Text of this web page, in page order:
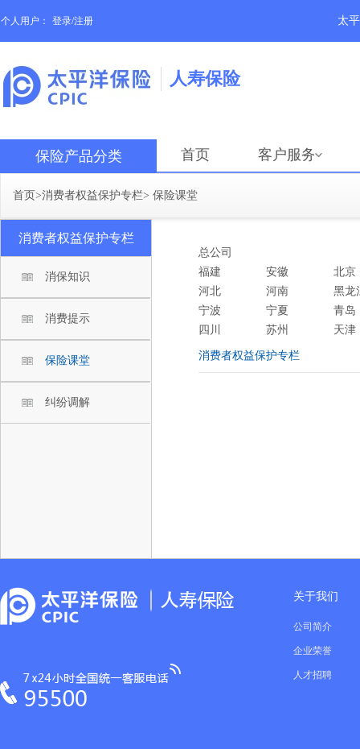
个人用户： 登录/注册 太
人寿保险
保险产品分类 首页 客户服务
首页>消费者权益保护专栏> 保险课堂
消费者权益保护专栏
消保知识
消费提示
保险课堂
纠纷调解
总公司
福建
安徽
北京
河北
河南
黑龙
宁波
宁夏
青岛
四川
苏州 天津
消费者权益保护专栏
关于我们
公司简介
企业荣誉
人才招聘